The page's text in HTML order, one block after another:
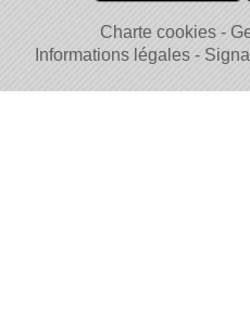
Charte cookies
Informations légales